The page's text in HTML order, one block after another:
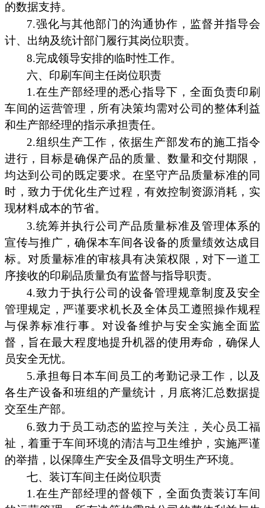
的数据支持。
7.强化与其他部门的沟通协作，监督并指导会
计、出纳及统计部门履行其岗位职责。
8.完成领导安排的临时性工作。
六、印刷车间主任岗位职责
1.在生产部经理的悉心指导下，全面负责印刷
车间的运营管理，所有决策均需对公司的整体利益
和生产部经理的指示承担责任。
2.组织生产工作，依据生产部发布的施工指令
进行，目标是确保产品的质量、数量和交付期限，
均达到公司的既定要求。在坚守产品质量标准的同
时，致力于优化生产过程，有效控制资源消耗，实
现材料成本的节省。
3.统筹并执行公司产品质量标准及管理体系的
宣传与推广，确保本车间各设备的质量绩效达成目
标。对质量标准的审核具有决策权限，对下一道工
序接收的印刷品质量负有监督与指导职责。
4.致力于执行公司的设备管理规章制度及安全
管理规定，严谨要求机长及全体员工遵照操作规程
与保养标准行事。对设备维护与安全实施全面监
督，旨在最大程度地提升机器的使用寿命，确保人
员安全无忧。
5.承担每日本车间员工的考勤记录工作，以及
各生产设备和班组的产量统计，月底将汇总数据提
交至生产部。
6.致力于员工动态的监控与关注，关心员工福
祉，着重于车间环境的清洁与卫生维护，实施严谨
的举措，以保障生产安全及倡导文明生产环境。
七、装订车间主任岗位职责
1.在生产部经理的督领下，全面负责装订车间